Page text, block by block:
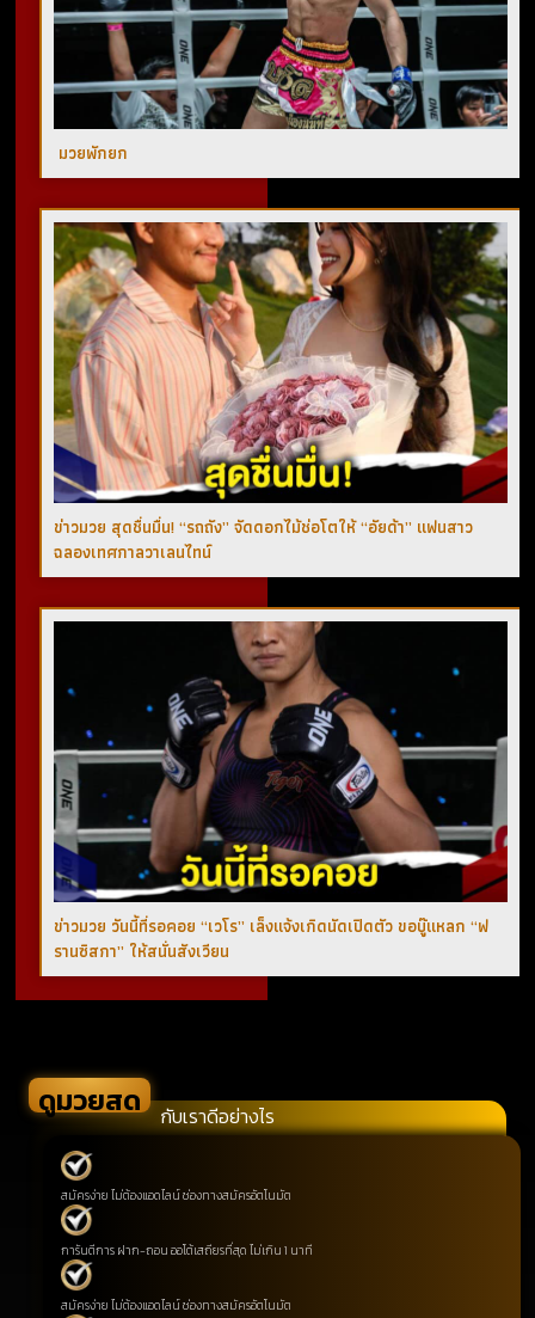
มวยพักยก
ข่าวมวย สุดชื่นมื่น! “รถถัง” จัดดอกไม้ช่อโตให้ “อัยด้า” แฟนสาว
ฉลองเทศกาลวาเลนไทน์
ข่าวมวย วันนี้ที่รอคอย “เวโร” เล็งแจ้งเกิดนัดเปิดตัว ขอบู๊แหลก “ฟ
รานซิสกา” ให้สนั่นสังเวียน
ดูมวยสด กับเราดีอย่างไร
สมัครง่าย ไม่ต้องแอดไลน์ ช่องทางสมัครอัตโนมัต
การันตีการ ฝาก-ถอน ออโต้เสถียรที่สุด ไม่เกิน 1 นาที
สมัครง่าย ไม่ต้องแอดไลน์ ช่องทางสมัครอัตโนมัต